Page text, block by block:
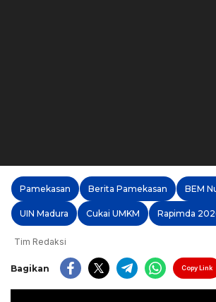
Pamekasan Berita Pamekasan BEM
UIN Madura Cukai UMKM Rapimda
Tim Redaksi
Bagikan Copy Link